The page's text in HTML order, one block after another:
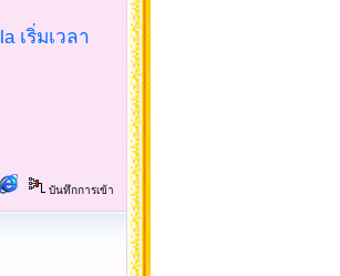
เริ่มเวลา
บันทึกการเข้า